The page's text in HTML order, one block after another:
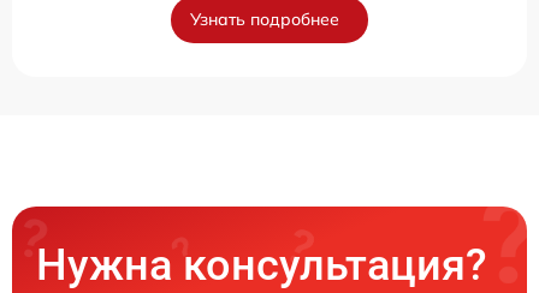
Узнать подробнее
Нужна консультация?